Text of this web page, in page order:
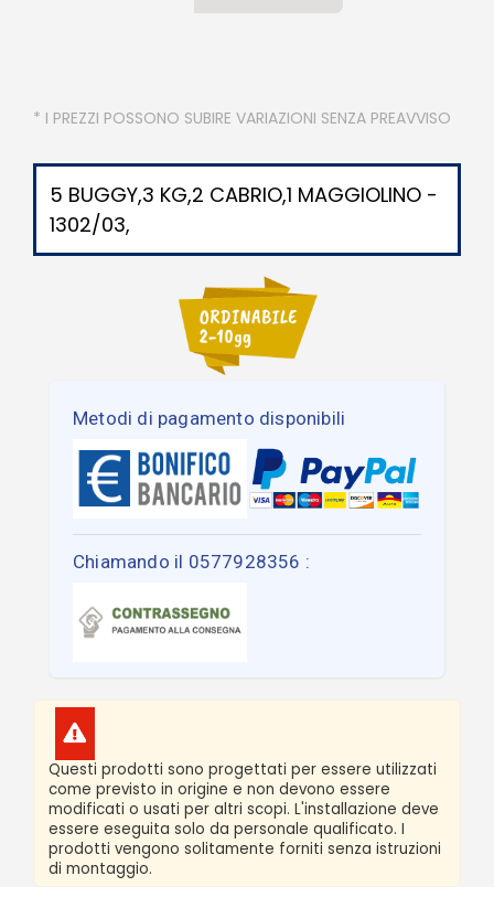
* I PREZZI POSSONO SUBIRE VARIAZIONI SENZA PREAVVISO
5 BUGGY,3 KG,2 CABRIO,1 MAGGIOLINO -
1302/03,
Metodi di pagamento disponibili
Chiamando il 0577928356 :
Questi prodotti sono progettati per essere utilizzati
come previsto in origine e non devono essere
modificati o usati per altri scopi. L'installazione deve
essere eseguita solo da personale qualificato. I
prodotti vengono solitamente forniti senza istruzioni
di montaggio.